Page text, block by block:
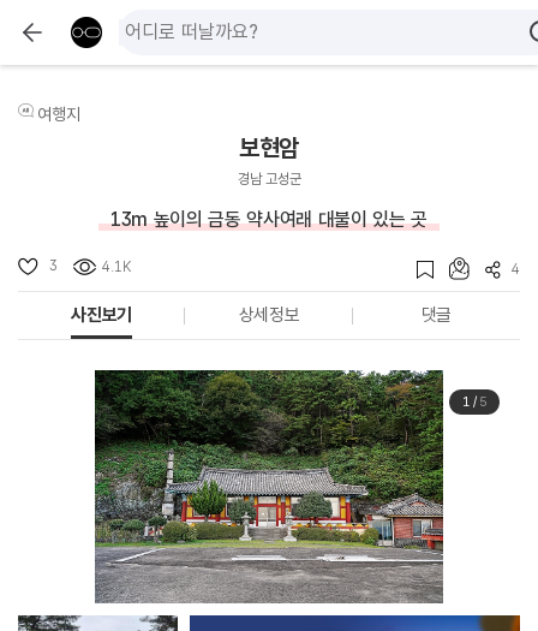
여행지
보현암
경남 고성군
13m 높이의 금동 약사여래 대불이 있는 곳
3 4.1K 4
사진보기 상세정보 댓글
1/ 5